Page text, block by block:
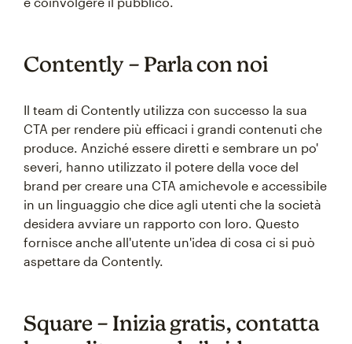
Contently – Parla con noi
Il team di Contently utilizza con successo la sua
CTA per rendere più efficaci i grandi contenuti che
produce. Anziché essere diretti e sembrare un po'
severi, hanno utilizzato il potere della voce del
brand per creare una CTA amichevole e accessibile
in un linguaggio che dice agli utenti che la società
desidera avviare un rapporto con loro. Questo
fornisce anche all'utente un'idea di cosa ci si può
aspettare da Contently.
Square – Inizia gratis, contatta